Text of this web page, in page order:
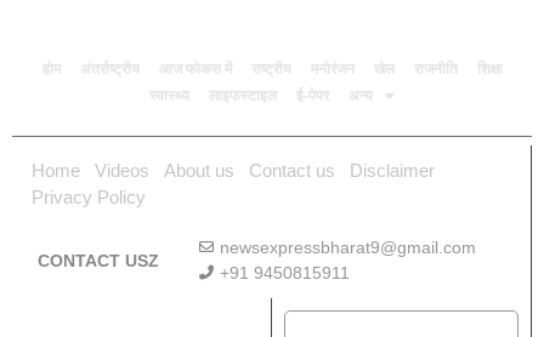
होम अंतर्राष्ट्रीय आज फोकस में राष्ट्रीय मनोरंजन खेल राजनीति
शिक्षा
स्वास्थ्य
लाइफस्टाइल ई-पेपर अन्य
Home Videos About us Contact us
Disclaimer
Privacy Policy
CONTACT USZ
newsexpressbharat9@gmail.com
+91 9450815911